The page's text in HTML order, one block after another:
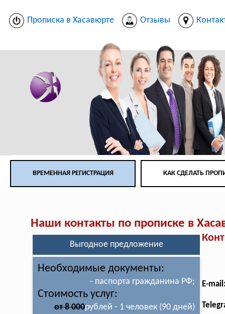
Прописка в Хасавюрте Отзывы
ВРЕМЕННАЯ РЕГИСТРАЦИЯ КАК СДЕЛАТЬ
Наши контакты по прописке в
Выгодное предложение
Необходимые документы:
- паспорта гражданина РФ;
Стоимость услуг:
от 8 000рублей - 1 человек (90 дней)
E-